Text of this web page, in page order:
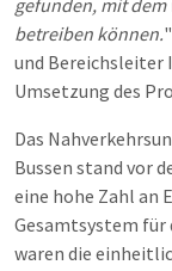
betreiben können.
und Bereichsleiter
Umsetzung des
Das
Bussen stand vor
eine hohe Zahl an
Gesamtsystem für
waren die